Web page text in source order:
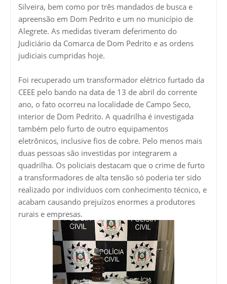
Silveira, bem como por três mandados de busca e
apreensão em Dom Pedrito e um no município de
Alegrete. As medidas tiveram deferimento do
Judiciário da Comarca de Dom Pedrito e as ordens
judiciais cumpridas hoje.
Foi recuperado um transformador elétrico furtado da
CEEE pelo bando na data de 13 de abril do corrente
ano, o fato ocorreu na localidade de Campo Seco,
interior de Dom Pedrito. A quadrilha é investigada
também pelo furto de outro equipamentos
eletrônicos, inclusive fios de cobre. Pelo menos mais
duas pessoas são investidas por integrarem a
quadrilha. Os policiais destacam que o crime de furto
a transformadores de alta tensão só poderia ter sido
realizado por indivíduos com conhecimento técnico, e
acabam causando prejuízos enormes a produtores
rurais e empresas.